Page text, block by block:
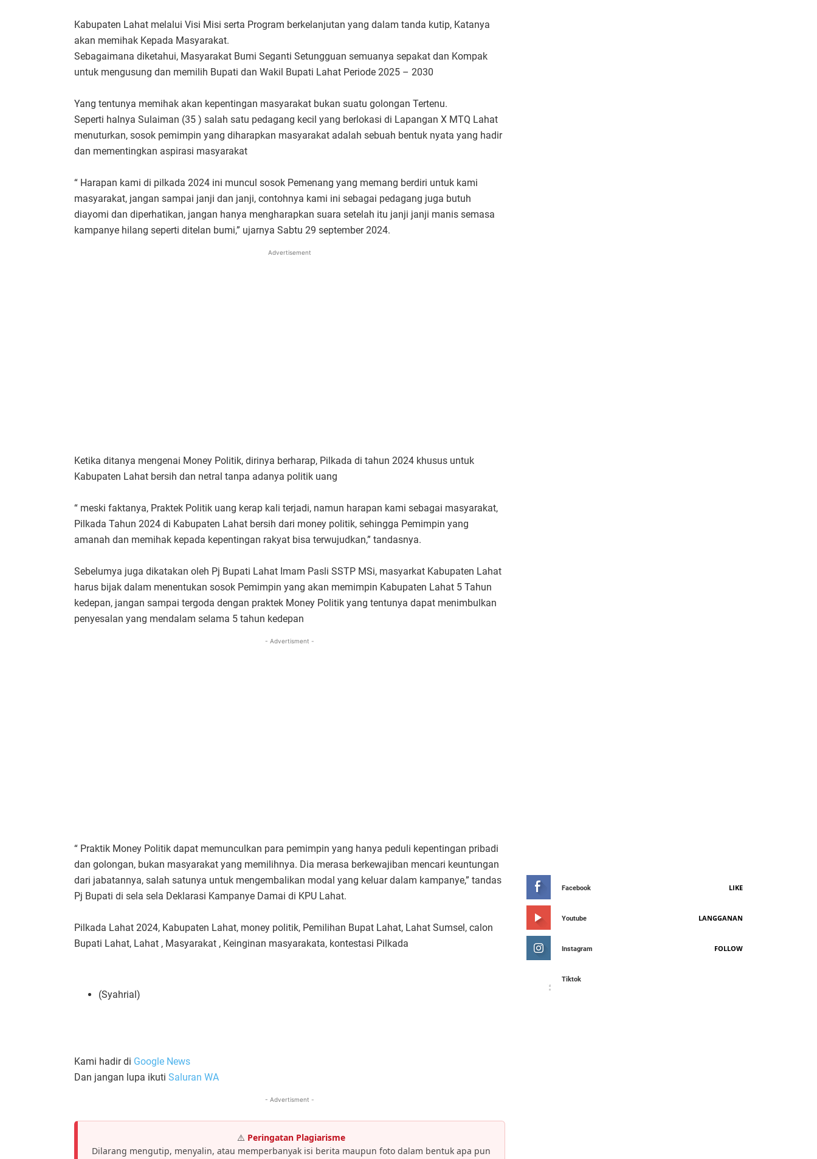
Kabupaten Lahat melalui Visi Misi serta Program berkelanjutan yang dalam tanda kutip, Katanya
akan memihak Kepada Masyarakat.
Sebagaimana diketahui, Masyarakat Bumi Seganti Setungguan semuanya sepakat dan Kompak
untuk mengusung dan memilih Bupati dan Wakil Bupati Lahat Periode 2025 – 2030
Yang tentunya memihak akan kepentingan masyarakat bukan suatu golongan Tertenu.
Seperti halnya Sulaiman (35 ) salah satu pedagang kecil yang berlokasi di Lapangan X MTQ Lahat
menuturkan, sosok pemimpin yang diharapkan masyarakat adalah sebuah bentuk nyata yang hadir
dan mementingkan aspirasi masyarakat
“ Harapan kami di pilkada 2024 ini muncul sosok Pemenang yang memang berdiri untuk kami
masyarakat, jangan sampai janji dan janji, contohnya kami ini sebagai pedagang juga butuh
diayomi dan diperhatikan, jangan hanya mengharapkan suara setelah itu janji janji manis semasa
kampanye hilang seperti ditelan bumi,” ujarnya Sabtu 29 september 2024.
Advertisement
Ketika ditanya mengenai Money Politik, dirinya berharap, Pilkada di tahun 2024 khusus untuk
Kabupaten Lahat bersih dan netral tanpa adanya politik uang
“ meski faktanya, Praktek Politik uang kerap kali terjadi, namun harapan kami sebagai masyarakat,
Pilkada Tahun 2024 di Kabupaten Lahat bersih dari money politik, sehingga Pemimpin yang
amanah dan memihak kepada kepentingan rakyat bisa terwujudkan,” tandasnya.
Sebelumya juga dikatakan oleh Pj Bupati Lahat Imam Pasli SSTP MSi, masyarkat Kabupaten Lahat
harus bijak dalam menentukan sosok Pemimpin yang akan memimpin Kabupaten Lahat 5 Tahun
kedepan, jangan sampai tergoda dengan praktek Money Politik yang tentunya dapat menimbulkan
penyesalan yang mendalam selama 5 tahun kedepan
- Advertisment -
“ Praktik Money Politik dapat memunculkan para pemimpin yang hanya peduli kepentingan pribadi
dan golongan, bukan masyarakat yang memilihnya. Dia merasa berkewajiban mencari keuntungan
dari jabatannya, salah satunya untuk mengembalikan modal yang keluar dalam kampanye,” tandas
Pj Bupati di sela sela Deklarasi Kampanye Damai di KPU Lahat.
Pilkada Lahat 2024, Kabupaten Lahat, money politik, Pemilihan Bupat Lahat, Lahat Sumsel, calon
Bupati Lahat, Lahat , Masyarakat , Keinginan masyarakata, kontestasi Pilkada
(Syahrial)
Kami hadir di Google News
Dan jangan lupa ikuti Saluran WA
- Advertisment -
⚠️ Peringatan Plagiarisme
Dilarang mengutip, menyalin, atau memperbanyak isi berita maupun foto dalam bentuk apa pun
Facebook LIKE
Youtube LANGGANAN
Instagram FOLLOW
Tiktok